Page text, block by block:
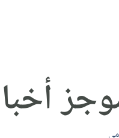
أخبار